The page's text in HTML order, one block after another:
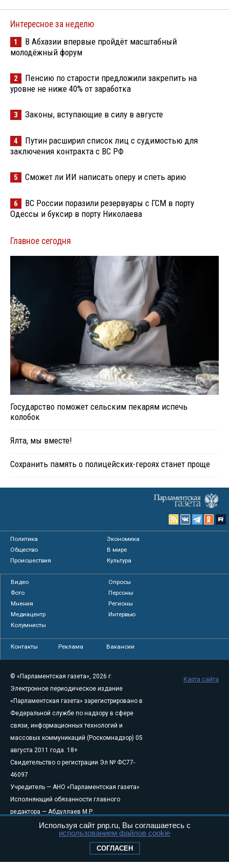
Интересное за неделю
1
В Абхазии впервые пройдёт масштабный
молодёжный форум
2
Пенсию по старости предложили закрепить на
уровне не ниже 40% от заработка
3 Законы, вступающие в силу в августе
4
Путин расширил список лиц с судимостью для
заключения контракта с ВС РФ
5 Сможет ли ИИ написать оперу и спеть арию
6
ВС России поразили резервуары с ГСМ в порту
Одессы и буксир в порту Николаева
Главное сегодня
Государство поможет сельским пекарям испечь
колобок
Ялта, мы вместе!
Сохранить память о полицейских-героях станет проще
Политика
Экономика
Общество
В мире
Происшествия
Культура
Видео
Опросы
Фото
Персоны
Мнения
Регионы
Медиацентр
Интервью
Колумнисты
Контакты Реклама Вакансии
© «Парламентская газета», 2026 г.
Электронное периодическое издание
«Парламентская газета» зарегистрировано в
Федеральной службе по надзору в сфере
связи, информационных технологий и
массовых коммуникаций (Роскомнадзор) 05
августа 2011 года. 18+
Свидетельство о регистрации Эл № ФС77-
46097
Учредитель — АНО «Парламентская газета»
Исполняющий обязанности главного
редактора — Абдуллаев М.Р.
Тел.: +7 (495) 637–69–79 E-mail:pg@pnp.ru
Федерального Собрания РФ. Издается с 1997 года. Учредители
Карта сайта
Используя сайт pnp.ru, Вы соглашаетесь с
использованием файлов cookie
СОГЛАСЕН